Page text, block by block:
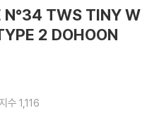
N°34 TWS TINY W
2 DOHOON
수 1,116